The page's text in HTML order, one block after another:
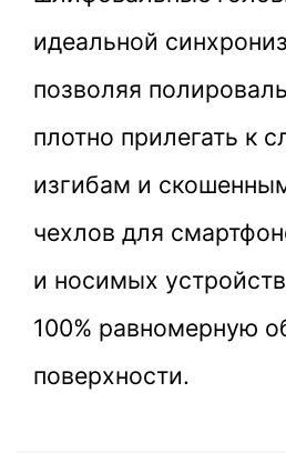
идеальной
позволяя
плотно прилегать к
изгибам и
чехлов для
и носимых
100% равномерную
поверхности.